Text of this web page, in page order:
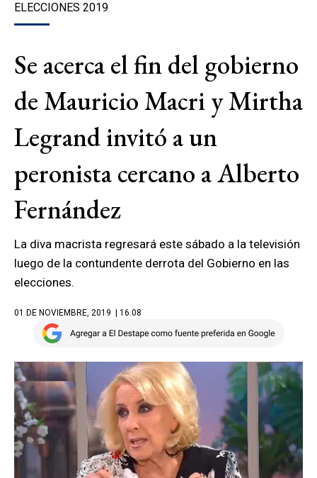
ELECCIONES 2019
Se acerca el fin del gobierno
de Mauricio Macri y Mirtha
Legrand invitó a un
peronista cercano a Alberto
Fernández
La diva macrista regresará este sábado a la televisión
luego de la contundente derrota del Gobierno en las
elecciones.
01 DE NOVIEMBRE, 2019 | 16.08